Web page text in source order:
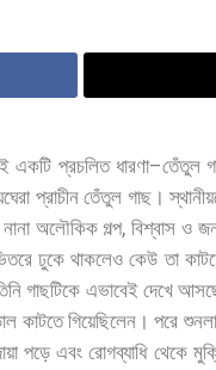
একটি প্রচলিত ধারণা–তেঁতুল
প্রাচীন তেঁতুল গাছ।
নানা অলৌকিক গল্প,বিশ্বাস ও
ঢুকে থাকলেও কেউ তা
গাছটিকে এভাবেই দেখে
কাটতে গিয়েছিলেন। পরে
পড়ে এবং রোগব্যাধি থেকে